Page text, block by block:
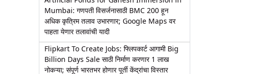
Mumbai: गणपती विसर्जनासाठी BMC 200 हून
अधिक कृत्रिम तलाव उभारणार; Google Maps वर
पाहता येणार तलावांची यादी
Flipkart To Create Jobs: फ्लिपकार्ट आगामी Big
Billion Days Sale साठी निर्माण करणार 1 लाख
नोकऱ्या; संपूर्ण भारतभर होणार पूर्ती केंद्रांचा विस्तार